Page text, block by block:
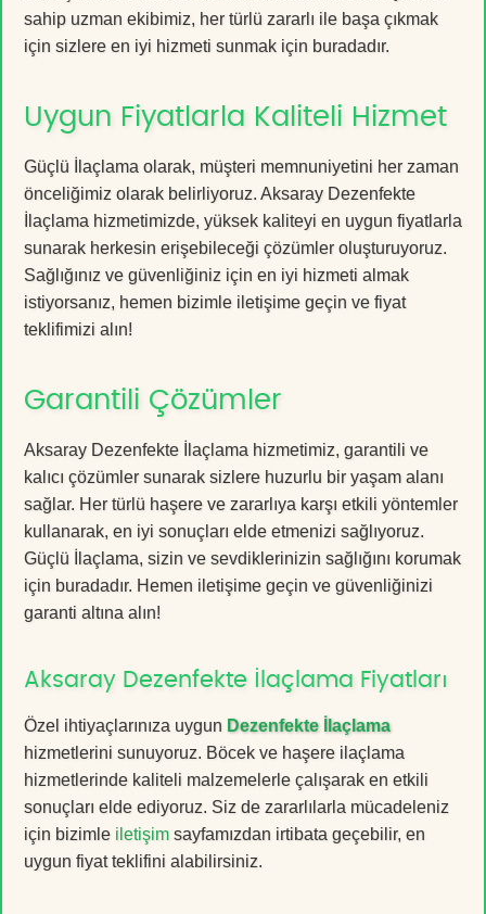
sahip uzman ekibimiz, her türlü zararlı ile başa çıkmak
için sizlere en iyi hizmeti sunmak için buradadır.
Uygun Fiyatlarla Kaliteli Hizmet
Güçlü İlaçlama olarak, müşteri memnuniyetini her zaman
önceliğimiz olarak belirliyoruz. Aksaray Dezenfekte
İlaçlama hizmetimizde, yüksek kaliteyi en uygun fiyatlarla
sunarak herkesin erişebileceği çözümler oluşturuyoruz.
Sağlığınız ve güvenliğiniz için en iyi hizmeti almak
istiyorsanız, hemen bizimle iletişime geçin ve fiyat
teklifimizi alın!
Garantili Çözümler
Aksaray Dezenfekte İlaçlama hizmetimiz, garantili ve
kalıcı çözümler sunarak sizlere huzurlu bir yaşam alanı
sağlar. Her türlü haşere ve zararlıya karşı etkili yöntemler
kullanarak, en iyi sonuçları elde etmenizi sağlıyoruz.
Güçlü İlaçlama, sizin ve sevdiklerinizin sağlığını korumak
için buradadır. Hemen iletişime geçin ve güvenliğinizi
garanti altına alın!
Aksaray Dezenfekte İlaçlama Fiyatları
Özel ihtiyaçlarınıza uygun Dezenfekte İlaçlama
hizmetlerini sunuyoruz. Böcek ve haşere ilaçlama
hizmetlerinde kaliteli malzemelerle çalışarak en etkili
sonuçları elde ediyoruz. Siz de zararlılarla mücadeleniz
için bizimle iletişim sayfamızdan irtibata geçebilir, en
uygun fiyat teklifini alabilirsiniz.